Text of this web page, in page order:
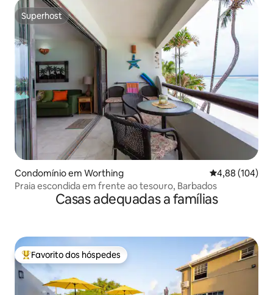
Superhost
Superhost
Condomínio em Worthing Classificação
4,88 (104)
Praia escondida em frente ao tesouro, Barbados
Casas adequadas a famílias
Favoritos dos hóspedes mais apreciados
Favorito dos hóspedes